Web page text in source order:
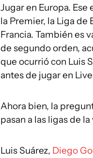
Jugar en Europa.
la Premier, la Liga de
Francia. También es
de segundo orden,
que ocurrió con Luis
antes de jugar en
Ahora bien, la
pasan a las ligas de
Luis Suárez, Diego